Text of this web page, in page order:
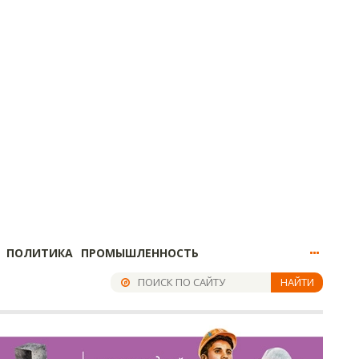
ПОЛИТИКА ПРОМЫШЛЕННОСТЬ
НАЙТИ